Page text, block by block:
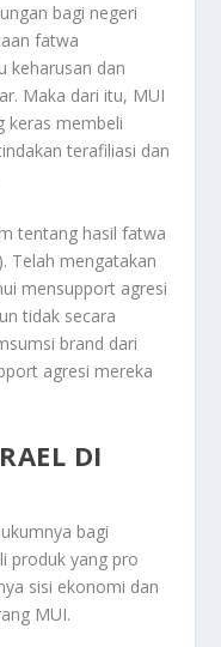
bagi negeri
fatwa
keharusan dan
Maka dari itu, MUI
keras membeli
terafiliasi dan
tentang hasil fatwa
Telah mengatakan
mensupport agresi
tidak secara
brand dari
agresi mereka
DI
bagi
produk yang pro
sisi ekonomi dan
MUI.